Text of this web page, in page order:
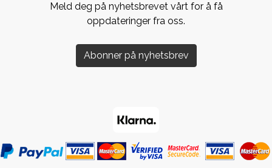
Meld deg på nyhetsbrevet vårt for å få
oppdateringer fra oss.
Abonner på nyhetsbrev